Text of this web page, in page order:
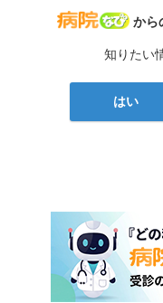
病院
から
知りたい
はい